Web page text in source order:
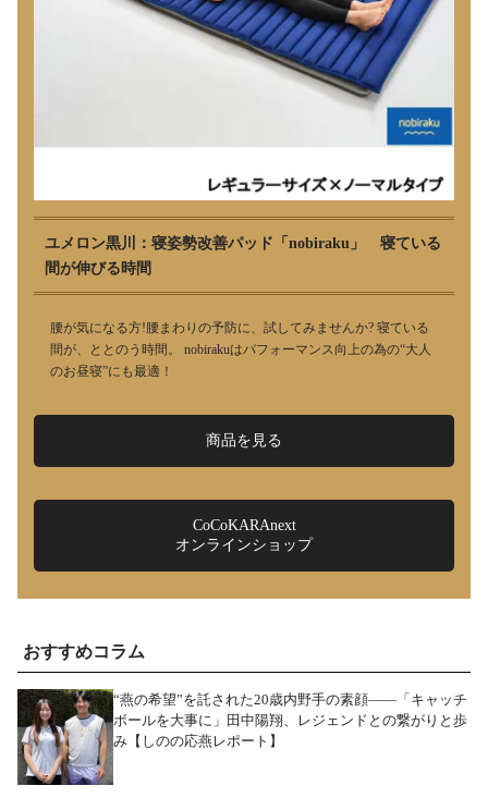
ユメロン黒川：寝姿勢改善パッド「nobiraku」 寝ている
間が伸びる時間
腰が気になる方!腰まわりの予防に、試してみませんか? 寝ている
間が、ととのう時間。 nobirakuはパフォーマンス向上の為の“大人
のお昼寝”にも最適！
商品を見る
CoCoKARAnext
オンラインショップ
おすすめコラム
“燕の希望”を託された20歳内野手の素顔――「キャッチ
ボールを大事に」田中陽翔、レジェンドとの繋がりと歩
み【しのの応燕レポート】